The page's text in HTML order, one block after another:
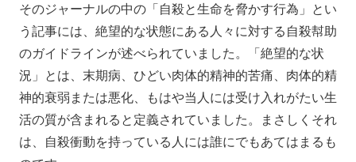
そのジャーナルの中の「自殺と生命を脅かす行為」とい
う記事には、絶望的な状態にある人々に対する自殺幇助
のガイドラインが述べられていました。「絶望的な状
況」とは、末期病、ひどい肉体的精神的苦痛、肉体的精
神的衰弱または悪化、もはや当人には受け入れがたい生
活の質が含まれると定義されていました。まさしくそれ
は、自殺衝動を持っている人には誰にでもあてはまるも